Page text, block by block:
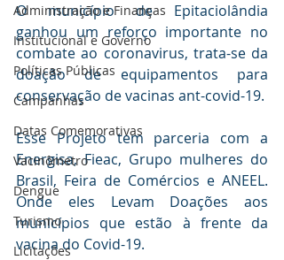
Administração e Finanças
Institucional e Governo
Políticas Públicas
Campanhas
Datas Comemorativas
Vacinômetro
Dengue
Turismo
Licitações
O município de Epitaciolândia
ganhou um reforço importante no
combate ao coronavirus, trata-se da
doação de equipamentos para
conservação de vacinas ant-covid-19.
Esse Projeto tem parceria com a
Energisa, Fieac, Grupo mulheres do
Brasil, Feira de Comércios e ANEEL.
Onde eles Levam Doações aos
municípios que estão à frente da
vacina do Covid-19.